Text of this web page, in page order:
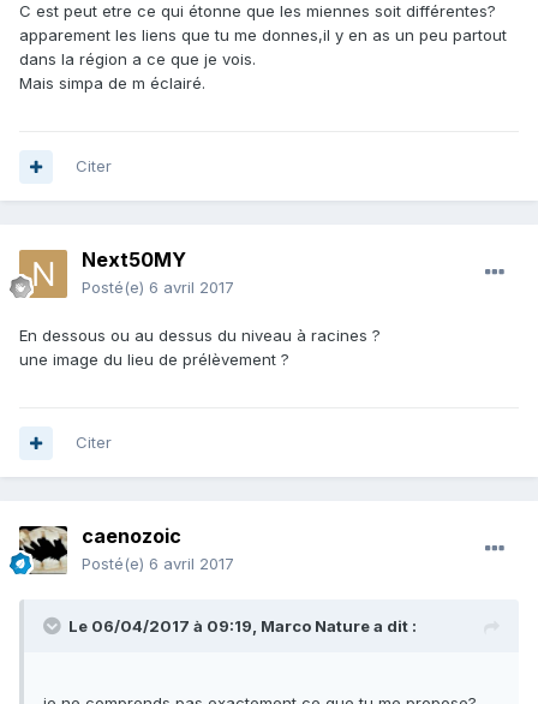
C est peut etre ce qui étonne que les miennes soit différentes?
apparement les liens que tu me donnes,il y en as un peu partout
dans la région a ce que je vois.
Mais simpa de m éclairé.
Citer
Next50MY
Posté(e) 6 avril 2017
En dessous ou au dessus du niveau à racines ?
une image du lieu de prélèvement ?
Citer
caenozoic
Posté(e) 6 avril 2017
Le 06/04/2017 à 09:19, Marco Naturea dit :